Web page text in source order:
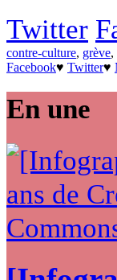
Twitter
contre-culture, grève,
Facebook♥ Twitter♥
En une